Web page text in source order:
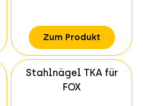
Zum Produkt
Stahlnägel TKA für
FOX